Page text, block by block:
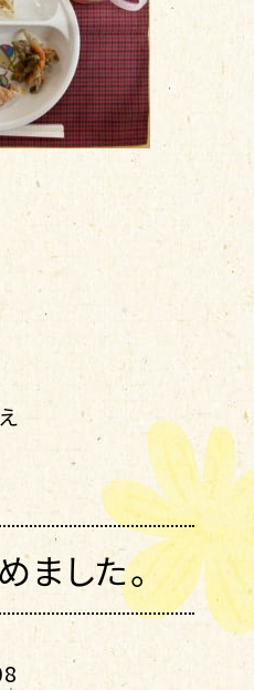
ました。